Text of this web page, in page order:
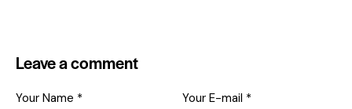
Leave a comment